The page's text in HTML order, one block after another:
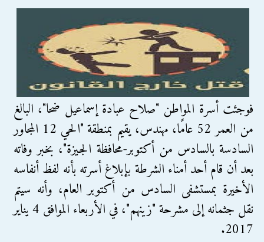
فوجئت أسرة المواطن "صلاح عبادة إسماعيل ضحا"، البالغ
من العمر 52 عامًا، مهندس، يقيم بمنطقة "الحي 12 المجاور
السادسة بالسادس من أكتوبر-محافظة الجيزة"، بخبر وفاته
بعد أن قام أحد أمناء الشرطة بإبلاغ أسرته بأنه لفظ أنفاسه
الأخيرة بمستشفى السادس من أكتوبر العام، وأنه سيتم
نقل جثمانه إلى مشرحة "زينهم"، في الأربعاء الموافق 4 يناير
2017.